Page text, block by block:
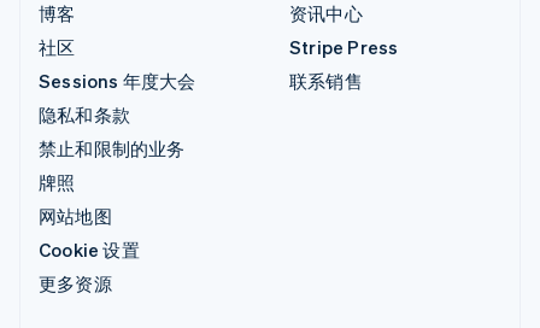
博客
社区
Sessions 年度大会
隐私和条款
禁止和限制的业务
牌照
网站地图
Cookie 设置
更多资源
资讯中心
Stripe Press
联系销售